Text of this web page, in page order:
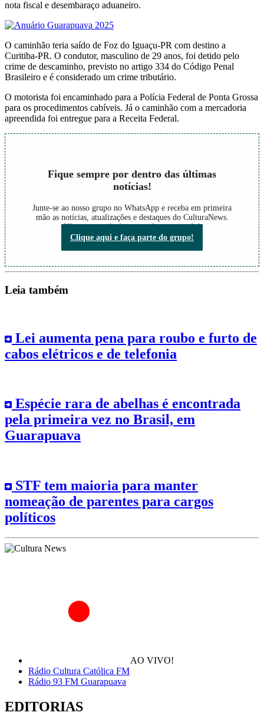
nota fiscal e desembaraço aduaneiro.
O caminhão teria saído de Foz do Iguaçu-PR com destino a
Curitiba-PR. O condutor, masculino de 29 anos, foi detido pelo
crime de descaminho, previsto no artigo 334 do Código Penal
Brasileiro e é considerado um crime tributário.
O motorista foi encaminhado para a Polícia Federal de Ponta Grossa
para os procedimentos cabíveis. Já o caminhão com a mercadoria
apreendida foi entregue para a Receita Federal.
Fique sempre por dentro das últimas
notícias!
Junte-se ao nosso grupo no WhatsApp e receba em primeira
mão as notícias, atualizações e destaques do CulturaNews.
Não perca nada do que está acontecendo!
Clique aqui e faça parte do grupo!
Leia também
Lei aumenta pena para roubo e furto de
cabos elétricos e de telefonia
Espécie rara de abelhas é encontrada
pela primeira vez no Brasil, em
Guarapuava
STF tem maioria para manter
nomeação de parentes para cargos
políticos
AO VIVO!
Rádio Cultura Católica FM
Rádio 93 FM Guarapuava
EDITORIAS